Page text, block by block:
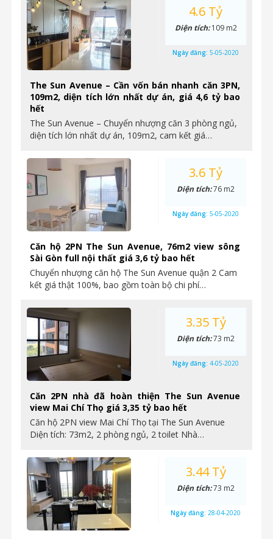
The Sun Avenue – Cần vốn bán nhanh căn 3PN,
109m2, diện tích lớn nhất dự án, giá 4,6 tỷ bao
hết
The Sun Avenue – Chuyển nhượng căn 3 phòng ngủ,
diện tích lớn nhất dự án, 109m2, cam kết giá…
4.6 Tỷ
Diện tích:109 m2
Ngày đăng: 5-05-2020
Căn hộ 2PN The Sun Avenue, 76m2 view sông
Sài Gòn full nội thất giá 3,6 tỷ bao hết
Chuyển nhượng căn hộ The Sun Avenue quận 2 Cam
kết giá thật 100%, bao gồm toàn bộ chi phí…
3.6 Tỷ
Diện tích:76 m2
Ngày đăng: 5-05-2020
Căn 2PN nhà đã hoàn thiện The Sun Avenue
view Mai Chí Thọ giá 3,35 tỷ bao hết
Căn hộ 2PN view Mai Chí Thọ tại The Sun Avenue
Diện tích: 73m2, 2 phòng ngủ, 2 toilet Nhà…
3.35 Tỷ
Diện tích:73 m2
Ngày đăng: 4-05-2020
3.44 Tỷ
Diện tích:73 m2
Ngày đăng: 28-04-2020